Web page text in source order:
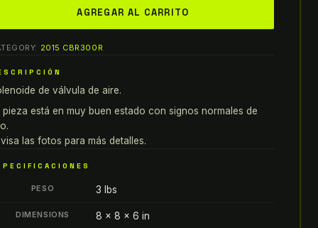
AGREGAR AL CARRITO
2015 CBR300R
de válvula de aire.
pieza está en muy buen estado con signos normales de
las fotos para más detalles.
PESO 3 lbs
DIMENSIONS 8 × 8 × 6 in